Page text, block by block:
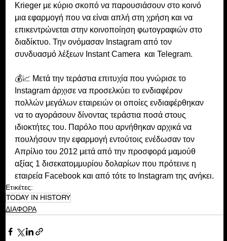
Krieger με κύριο σκοπό να παρουσιάσουν στο κοινό
μια εφαρμογή που να είναι απλή στη χρήση και να
επικεντρώνεται στην κοινοποίηση φωτογραφιών στο
διαδίκτυο. Την ονόμασαν Instagram από τον
συνδυασμό λέξεων Instant Camera  και Telegram.
💰📈 Μετά την τεράστια επιτυχία που γνώρισε το
Instagram άρχισε να προσελκύει το ενδιαφέρον
πολλών μεγάλων εταιρειών οι οποίες ενδιαφέρθηκαν
να το αγοράσουν δίνοντας τεράστια ποσά στους
ιδιοκτήτες του. Παρόλο που αρνήθηκαν αρχικά να
πουλήσουν την εφαρμογή εντούτοις ενέδωσαν τον
Απρίλιο του 2012 μετά από την προσφορά μαμούθ
αξίας 1 δισεκατομμυρίου δολαρίων που πρότεινε η
εταιρεία Facebook και από τότε το Instagram της ανήκει.
Ετικέτες:
TODAY IN HISTORY
ΔΙΑΦΟΡΑ